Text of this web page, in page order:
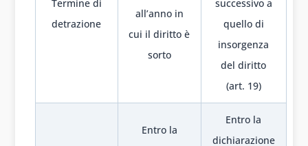
Termine di
detrazione
all’anno in
cui il diritto è
sorto
successivo a
quello di
insorgenza
del diritto
(art. 19)
Entro la
Entro la
dichiarazione